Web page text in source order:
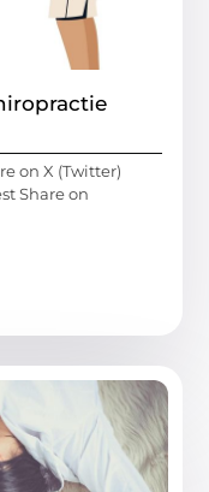
on X (Twitter)
Share on